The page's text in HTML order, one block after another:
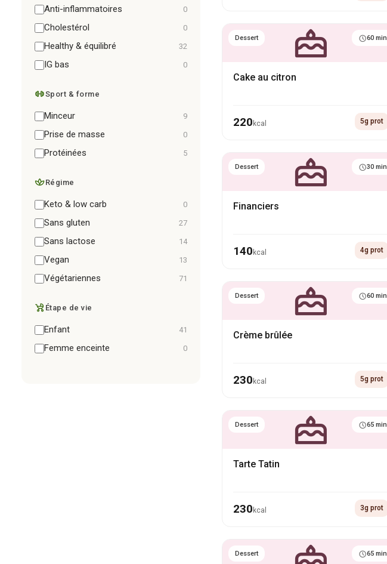
Anti-inflammatoires 0
Cholestérol 0
Healthy & équilibré 32
IG bas 0
Sport & forme
Minceur 9
Prise de masse 0
Protéinées 5
Régime
Keto & low carb 0
Sans gluten 27
Sans lactose 14
Vegan 13
Végétariennes 71
Étape de vie
Enfant 41
Femme enceinte 0
Dessert 60 min
Cake au citron
220 kcal 5g prot
Dessert 30 min
Financiers
140 kcal 4g prot
Dessert 60 min
Crème brûlée
230 kcal 5g prot
Dessert 65 min
Tarte Tatin
230 kcal 3g prot
Dessert 65 min